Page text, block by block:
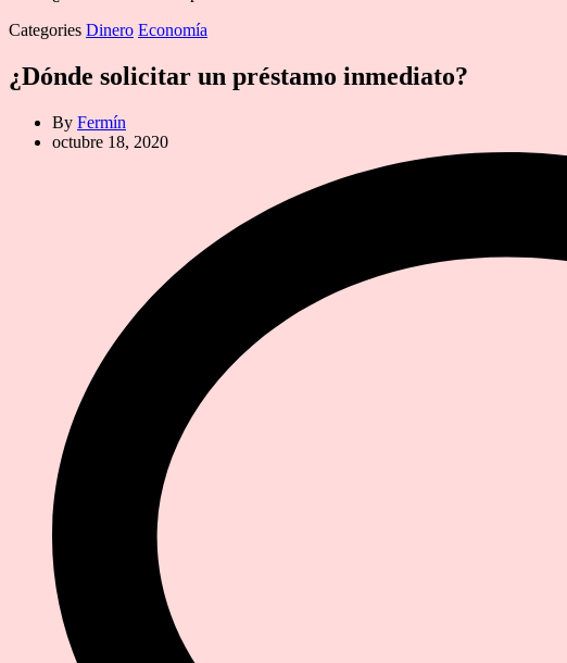
Categories Dinero Economía
¿Dónde solicitar un préstamo inmediato?
By Fermín
octubre 18, 2020